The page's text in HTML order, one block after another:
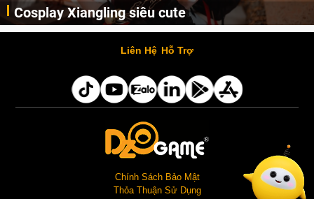
Cosplay Xiangling siêu cute
Cùng thưởng thức những hình ảnh cosplay Xiangling trong Genshin Impact siêu dễ thương của người dùng Weibo "阿包也是兔娘"
Liên Hệ Hỗ Trợ
Chính Sách Bảo Mật
Thỏa Thuận Sử Dụng